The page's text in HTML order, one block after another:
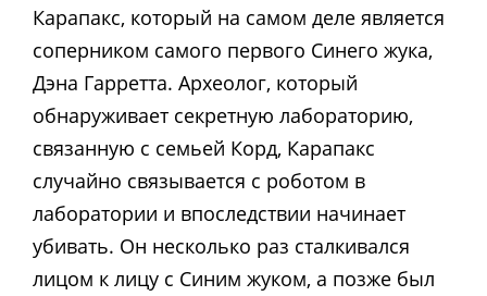
Карапакс, который на самом деле является
соперником самого первого Синего жука,
Дэна Гарретта. Археолог, который
обнаруживает секретную лабораторию,
связанную с семьей Корд, Карапакс
случайно связывается с роботом в
лаборатории и впоследствии начинает
убивать. Он несколько раз сталкивался
лицом к лицу с Синим жуком, а позже был